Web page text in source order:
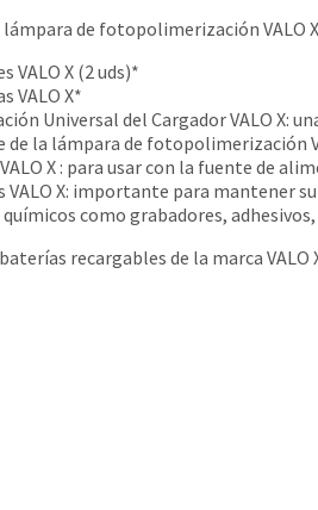
de fotopolimerización VALO
VALO X (2 uds)*
VALO X*
Universal del Cargador VALO X:
la lámpara de fotopolimerización
X : para usar con la fuente de
VALO X: importante para mantener
como grabadores,
recargables de la marca